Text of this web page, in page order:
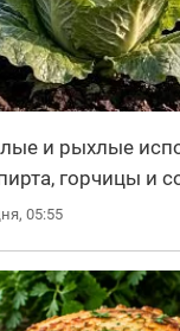
и рыхлые
горчицы и
05:55